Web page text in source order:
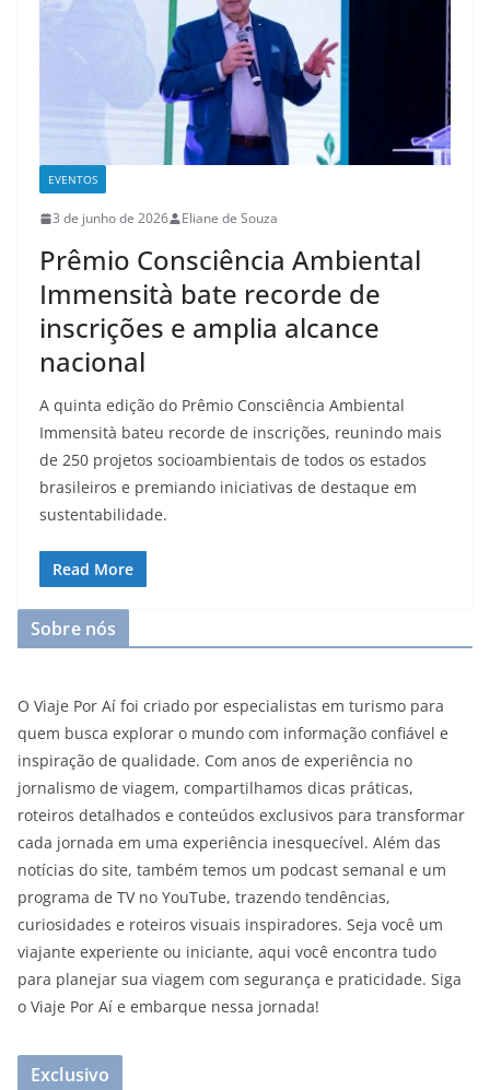
EVENTOS
3 de junho de 2026 Eliane de Souza
Prêmio Consciência Ambiental
Immensità bate recorde de
inscrições e amplia alcance
nacional
A quinta edição do Prêmio Consciência Ambiental
Immensità bateu recorde de inscrições, reunindo mais
de 250 projetos socioambientais de todos os estados
brasileiros e premiando iniciativas de destaque em
sustentabilidade.
Read More
Sobre nós
O Viaje Por Aí foi criado por especialistas em turismo para
quem busca explorar o mundo com informação confiável e
inspiração de qualidade. Com anos de experiência no
jornalismo de viagem, compartilhamos dicas práticas,
roteiros detalhados e conteúdos exclusivos para transformar
cada jornada em uma experiência inesquecível. Além das
notícias do site, também temos um podcast semanal e um
programa de TV no YouTube, trazendo tendências,
curiosidades e roteiros visuais inspiradores. Seja você um
viajante experiente ou iniciante, aqui você encontra tudo
para planejar sua viagem com segurança e praticidade. Siga
o Viaje Por Aí e embarque nessa jornada!
Exclusivo